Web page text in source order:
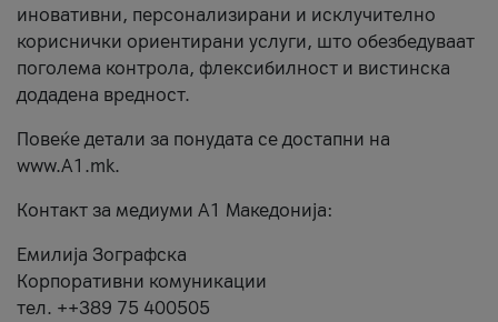
иновативни, персонализирани и исклучително
кориснички ориентирани услуги, што обезбедуваат
поголема контрола, флексибилност и вистинска
додадена вредност.
Повеќе детали за понудата се достапни на
www.А1.mk.
Контакт за медиуми А1 Македонија:
Емилија Зографска
Корпоративни комуникации
тел. ++389 75 400505